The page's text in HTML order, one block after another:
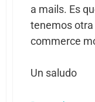
a mails. Es
tenemos otra
commerce
Un saludo